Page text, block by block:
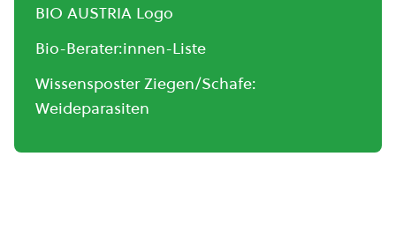
BIO AUSTRIA Logo
Bio-Berater:innen-Liste
Wissensposter Ziegen/Schafe:
Weideparasiten